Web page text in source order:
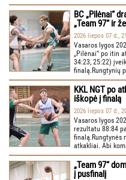
BC „Pilėnai“
„Team 97“ ir
2026 liepos 07 d.,
Vasaros lygos
„Pilėnai“ po itin
34:23, 25:22)
finalą.Rungtynių
KKL NGT po
iškopė į finalą
2026 liepos 07 d.,
Vasaros lygos
rezultatu 88:84
finalą.Rungtynės
atkakliai. Abi
„Team 97“
į pusfinalį